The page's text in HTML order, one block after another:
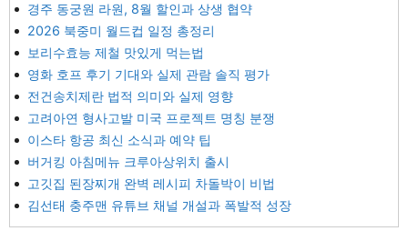
경주 동궁원 라원, 8월 할인과 상생 협약
2026 북중미 월드컵 일정 총정리
보리수효능 제철 맛있게 먹는법
영화 호프 후기 기대와 실제 관람 솔직 평가
전건송치제란 법적 의미와 실제 영향
고려아연 형사고발 미국 프로젝트 명칭 분쟁
이스타 항공 최신 소식과 예약 팁
버거킹 아침메뉴 크루아상위치 출시
고깃집 된장찌개 완벽 레시피 차돌박이 비법
김선태 충주맨 유튜브 채널 개설과 폭발적 성장